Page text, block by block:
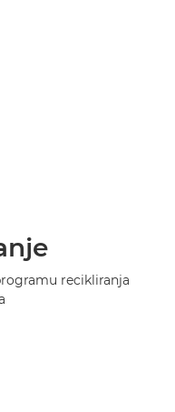
recikliranja